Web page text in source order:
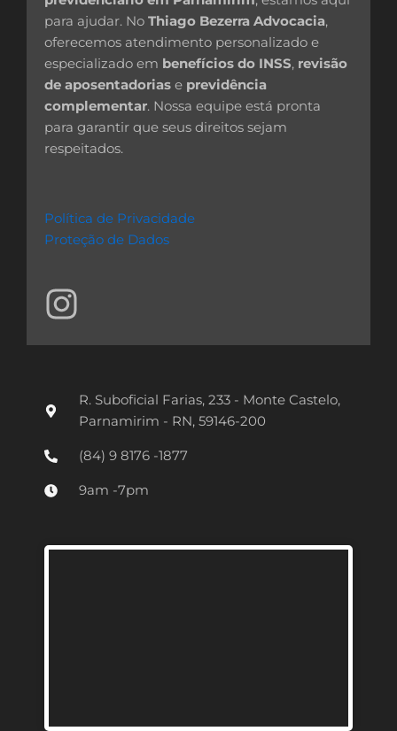
para ajudar. No Thiago Bezerra Advocacia,
oferecemos atendimento personalizado e
especializado em benefícios do INSS, revisão
de aposentadorias e previdência
complementar. Nossa equipe está pronta
para garantir que seus direitos sejam
respeitados.
Política de Privacidade
Proteção de Dados
I
n
s
g
R. Suboficial Farias, 233 - Monte Castelo,
Parnamirim - RN, 59146-200
(84) 9 8176 -1877
9am -7pm